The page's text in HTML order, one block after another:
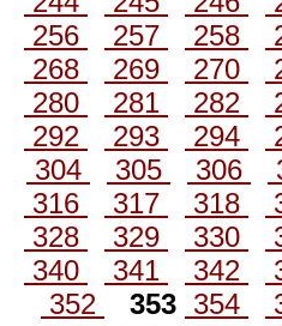
256
257 258
268
269 270
280
281 282
292
293 294
304
305 306
316
317 318
328
329 330
340
341 342
352
353 354